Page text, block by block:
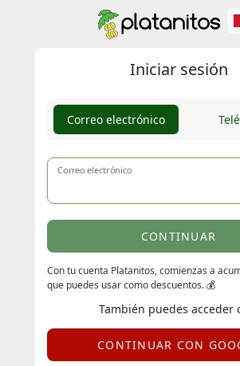
Iniciar sesión
Correo electrónico
Correo electrónico
CONTINUAR
Con tu cuenta Platanitos, comienzas a
que puedes usar como descuentos. 💰
También puedes acceder
CONTINUAR CON